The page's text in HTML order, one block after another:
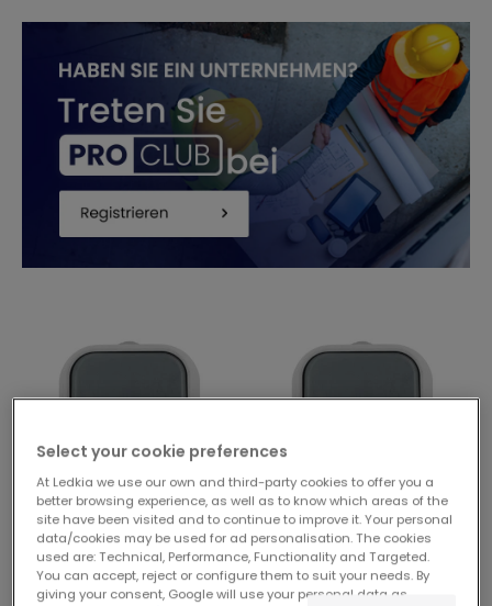
3,05 €
ESSENTIAL
3,30 €
ESSENTIAL
Select your cookie preferences
At Ledkia we use our own and third-party cookies to offer you a
better browsing experience, as well as to know which areas of the
site have been visited and to continue to improve it. Your personal
data/cookies may be used for ad personalisation. The cookies
used are: Technical, Performance, Functionality and Targeted.
You can accept, reject or configure them to suit your needs. By
giving your consent, Google will use your personal data as